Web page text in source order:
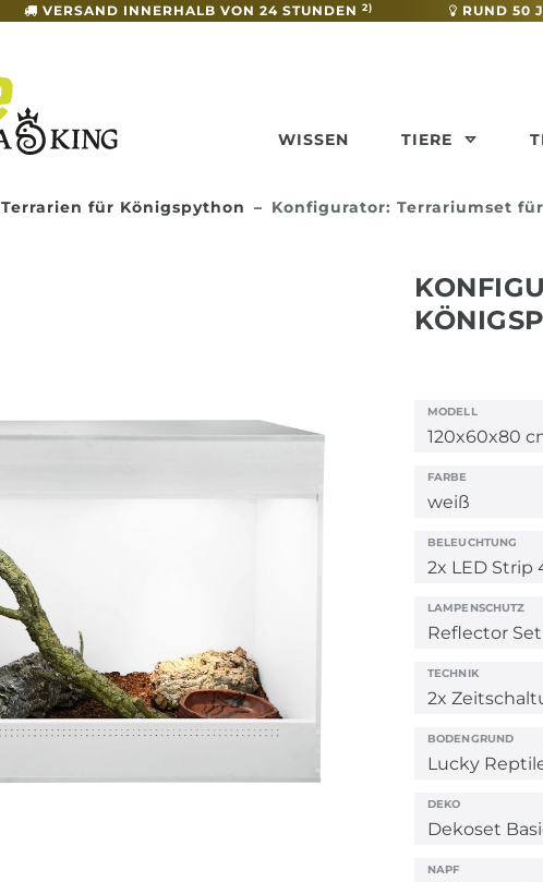
VERSAND INNERHALB VON 24 STUNDEN 2) RUND 50
WISSEN TIERE
Terrarien für Königspython Konfigurator: Terrariumset
MODELL
FARBE
BELEUCHTUNG
LAMPENSCHUTZ
TECHNIK
BODENGRUND
DEKO
NAPF